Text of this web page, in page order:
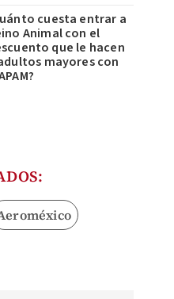
cuesta entrar a
Animal con el
que le hacen
mayores con